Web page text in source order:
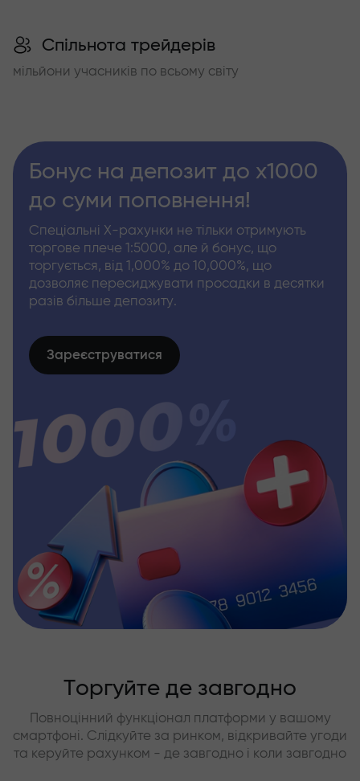
Спільнота трейдерів
мільйони учасників по всьому світу
Бонус на депозит до х1000
до суми поповнення!
Спеціальні Х-рахунки не тільки отримують
торгове плече 1:5000, але й бонус, що
торгується, від 1,000% до 10,000%, що
дозволяє пересиджувати просадки в десятки
разів більше депозиту.
Зареєструватися
Торгуйте де завгодно
Повноцінний функціонал платформи у вашому
смартфоні. Слідкуйте за ринком, відкривайте угоди
та керуйте рахунком - де завгодно і коли завгодно